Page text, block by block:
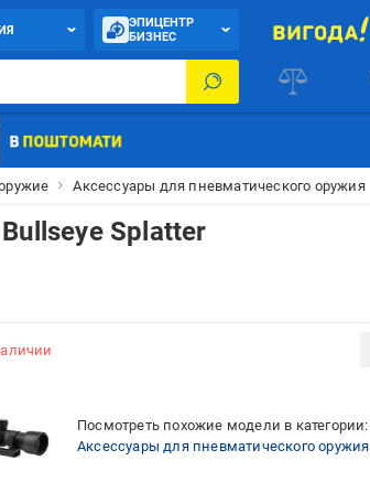
ЭПИЦЕНТР
БИЗНЕС
Аксессуары для пневматического оружия
Splatter
Посмотреть похожие модели в категории:
Аксессуары для пневматического оружия